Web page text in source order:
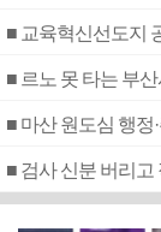
■ 교육혁신선도지
■ 르노 못 타는 부
■ 마산 원도심 행정